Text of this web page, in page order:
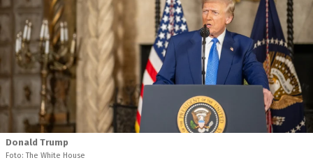
Donald Trump
Foto: The White House